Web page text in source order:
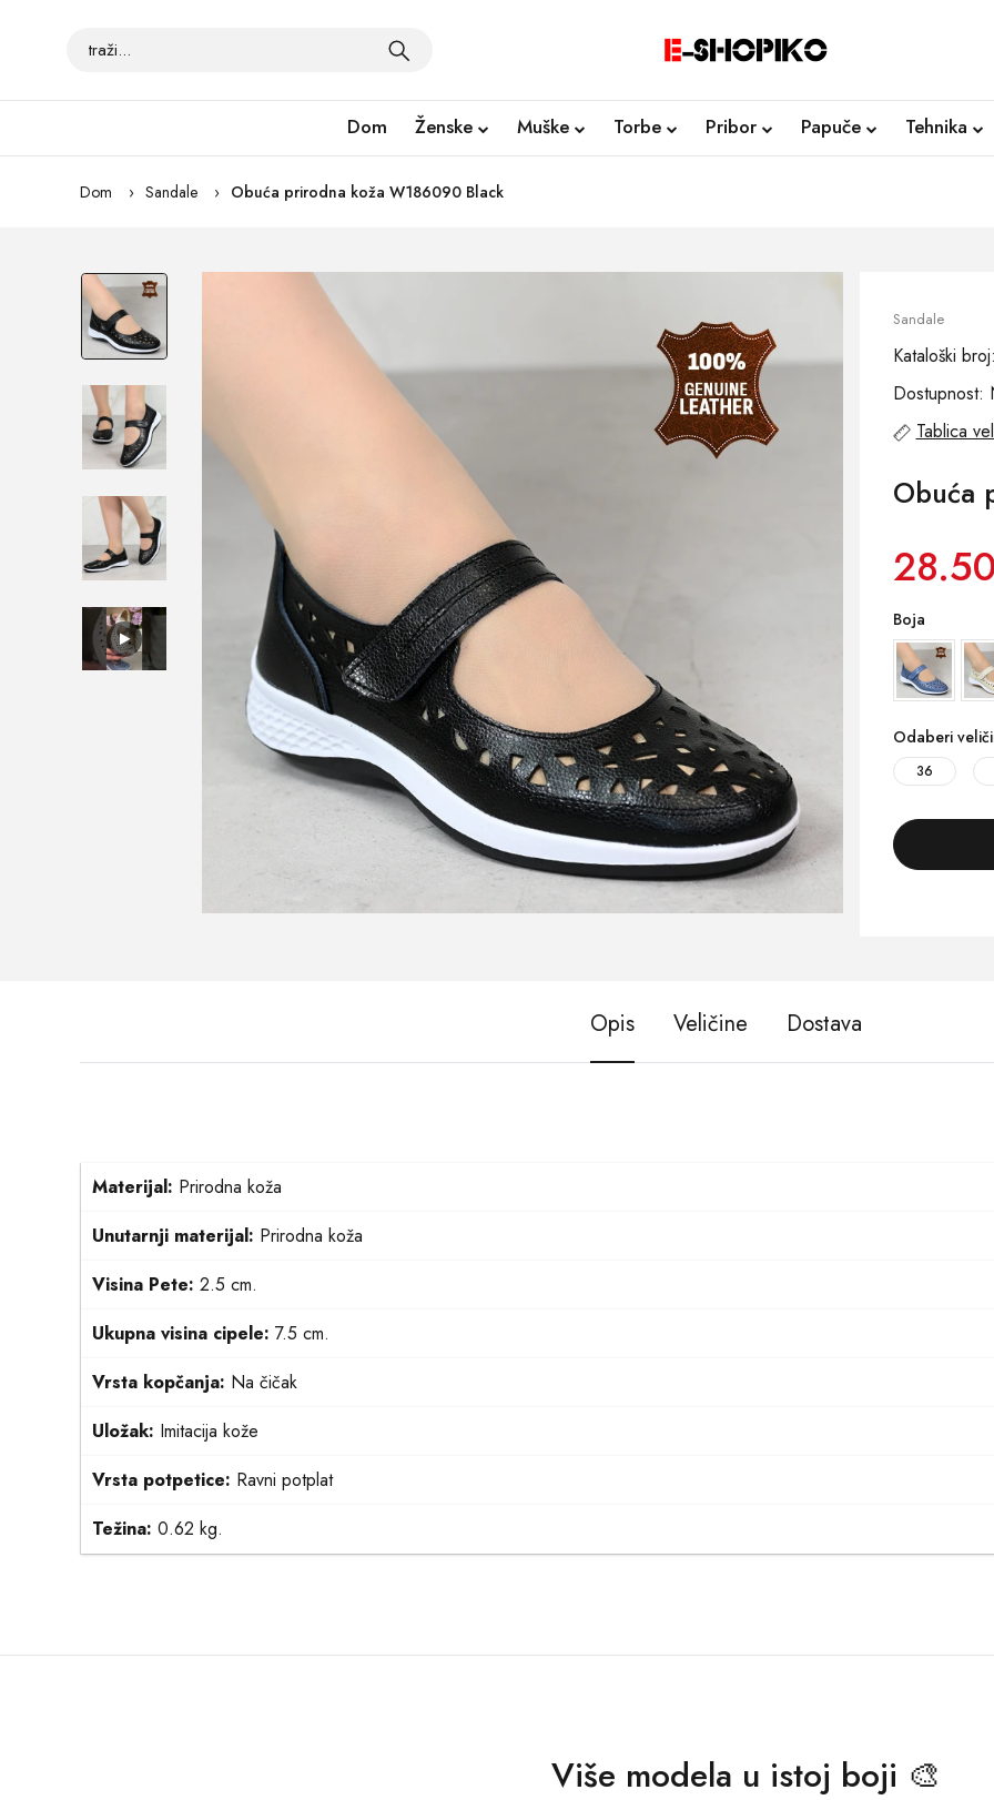
Dom Ženske Muške Torbe Pribor Papuče Tehnika
Dom Sandale Obuća prirodna koža W186090 Black
Sandale
Kataloški
Dostupnost:
Tablica
Obuća
Boja
Odaberi
36
Opis Veličine Dostava
Materijal: Prirodna koža
Unutarnji materijal: Prirodna koža
Visina Pete: 2.5 cm.
Ukupna visina cipele: 7.5 cm.
Vrsta kopčanja: Na čičak
Uložak: Imitacija kože
Vrsta potpetice: Ravni potplat
Težina: 0.62 kg.
Više modela u istoj boji 🎨